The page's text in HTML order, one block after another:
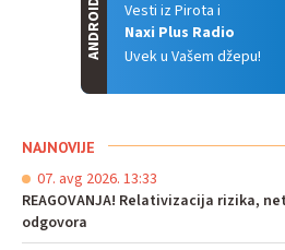
Vesti iz Pirota i
Naxi Plus Radio
Uvek u Vašem džepu!
ANDROID
NAJNOVIJE
07. avg 2026. 13:33
REAGOVANJA! Relativizacija rizika,
odgovora